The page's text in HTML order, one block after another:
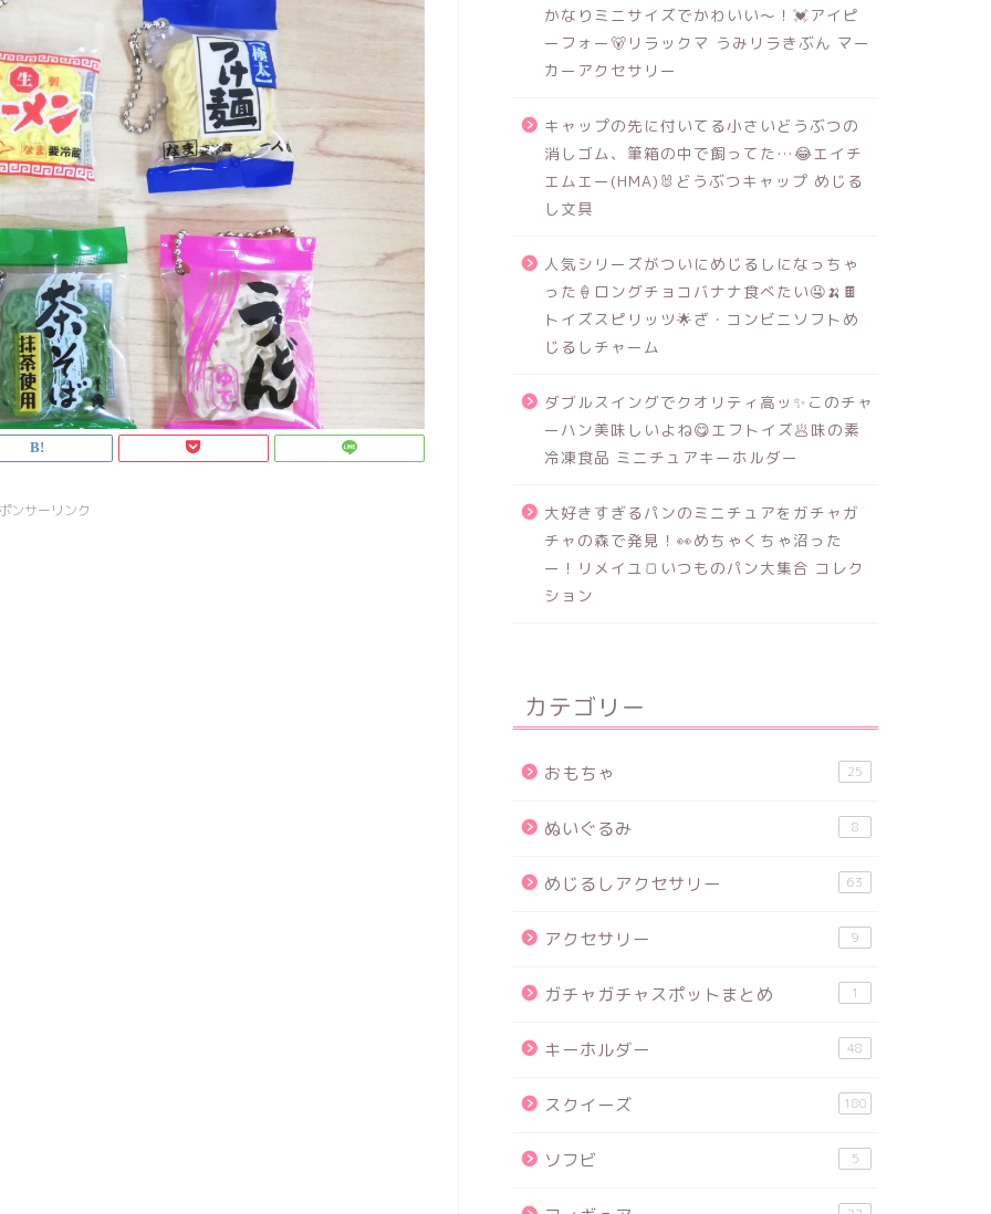
ンサーリンク
かなりミニサイズでかわいい～！💓アイピ
ーフォー🐻リラックマ うみリラきぶん マー
カーアクセサリー
キャップの先に付いてる小さいどうぶつの
消しゴム、筆箱の中で飼ってた…😂エイチ
エムエー(HMA)🐰どうぶつキャップ めじる
し文具
人気シリーズがついにめじるしになっちゃ
った🍦ロングチョコバナナ食べたい🤤🍌🍫
トイズスピリッツ🌟ざ・コンビニソフトめ
じるしチャーム
ダブルスイングでクオリティ高ッ✨このチャ
ーハン美味しいよね😋エフトイズ🥟味の素
冷凍食品 ミニチュアキーホルダー
大好きすぎるパンのミニチュアをガチャガ
チャの森で発見！👀めちゃくちゃ沼った
ー！リメイユ🍞いつものパン大集合 コレク
ション
カテゴリー
おもちゃ 25
ぬいぐるみ 8
めじるしアクセサリー 63
アクセサリー 9
ガチャガチャスポットまとめ 1
キーホルダー 48
スクイーズ 180
ソフビ 5